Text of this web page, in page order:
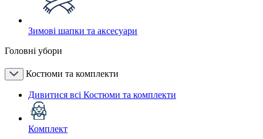
Зимові шапки та аксесуари
Головні убори
Костюми та комплекти
Дивитися всі Костюми та комплекти
Комплект